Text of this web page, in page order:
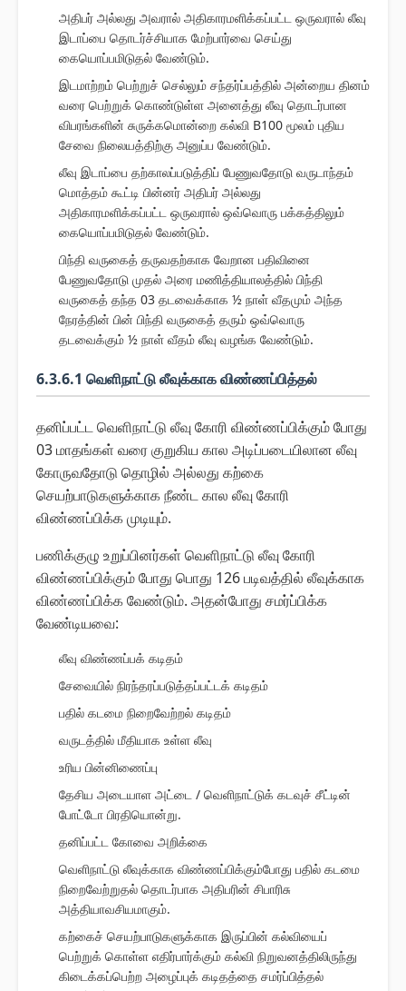
அதிபர் அல்லது அவரால் அதிகாரமளிக்கப்பட்ட ஒருவரால் லீவு
இடாப்பை தொடர்ச்சியாக மேற்பார்வை செய்து
கையொப்பமிடுதல் வேண்டும்.
இடமாற்றம் பெற்றுச் செல்லும் சந்தர்ப்பத்தில் அன்றைய தினம்
வரை பெற்றுக் கொண்டுள்ள அனைத்து லீவு தொடர்பான
விபரங்களின் சுருக்கமொன்றை கல்வி B100 மூலம் புதிய
சேவை நிலையத்திற்கு அனுப்ப வேண்டும்.
லீவு இடாப்பை தற்காலப்படுத்திப் பேணுவதோடு வருடாந்தம்
மொத்தம் கூட்டி பின்னர் அதிபர் அல்லது
அதிகாரமளிக்கப்பட்ட ஒருவரால் ஒவ்வொரு பக்கத்திலும்
கையொப்பமிடுதல் வேண்டும்.
பிந்தி வருகைத் தருவதற்காக வேறான பதிவினை
பேணுவதோடு முதல் அரை மணித்தியாலத்தில் பிந்தி
வருகைத் தந்த 03 தடவைக்காக ½ நாள் வீதமும் அந்த
நேரத்தின் பின் பிந்தி வருகைத் தரும் ஒவ்வொரு
தடவைக்கும் ½ நாள் வீதம் லீவு வழங்க வேண்டும்.
6.3.6.1 வெளிநாட்டு லீவுக்காக விண்ணப்பித்தல்
தனிப்பட்ட வெளிநாட்டு லீவு கோரி விண்ணப்பிக்கும் போது
03 மாதங்கள் வரை குறுகிய கால அடிப்படையிலான லீவு
கோருவதோடு தொழில் அல்லது கற்கை
செயற்பாடுகளுக்காக நீண்ட கால லீவு கோரி
விண்ணப்பிக்க முடியும்.
பணிக்குழு உறுப்பினர்கள் வெளிநாட்டு லீவு கோரி
விண்ணப்பிக்கும் போது பொது 126 படிவத்தில் லீவுக்காக
விண்ணப்பிக்க வேண்டும். அதன்போது சமர்ப்பிக்க
வேண்டியவை:
லீவு விண்ணப்பக் கடிதம்
சேவையில் நிரந்தரப்படுத்தப்பட்டக் கடிதம்
பதில் கடமை நிறைவேற்றல் கடிதம்
வருடத்தில் மீதியாக உள்ள லீவு
உரிய பின்னிணைப்பு
தேசிய அடையாள அட்டை / வெளிநாட்டுக் கடவுச் சீட்டின்
போட்டோ பிரதியொன்று.
தனிப்பட்ட கோவை அறிக்கை
வெளிநாட்டு லீவுக்காக விண்ணப்பிக்கும்போது பதில் கடமை
நிறைவேற்றுதல் தொடர்பாக அதிபரின் சிபாரிசு
அத்தியாவசியமாகும்.
கற்கைச் செயற்பாடுகளுக்காக இருப்பின் கல்வியைப்
பெற்றுக் கொள்ள எதிர்பார்க்கும் கல்வி நிறுவனத்திலிருந்து
கிடைக்கப்பெற்ற அழைப்புக் கடிதத்தை சமர்ப்பித்தல்